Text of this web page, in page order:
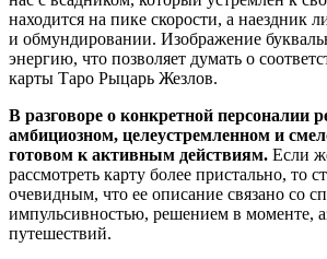
находится на пике скорости, а наездник
и обмундировании. Изображение
энергию, что позволяет думать о
карты Таро Рыцарь Жезлов.
В разговоре о конкретной персоналии
амбициозном, целеустремленном и
готовом к активным действиям. Если
рассмотреть карту более пристально, то
очевидным, что ее описание связано со
импульсивностью, решением в моменте,
путешествий.